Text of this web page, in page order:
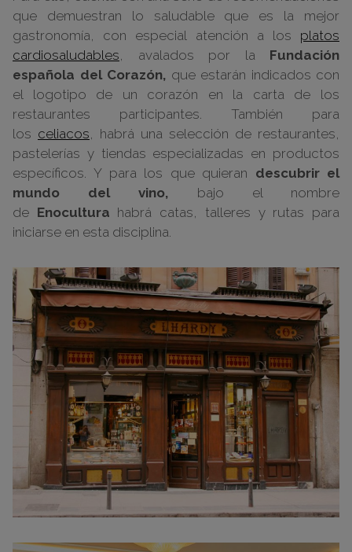
que demuestran lo saludable que es la mejor
gastronomía, con especial atención a los platos
cardiosaludables, avalados por la Fundación
española del Corazón, que estarán indicados con
el logotipo de un corazón en la carta de los
restaurantes participantes. También para
los celiacos, habrá una selección de restaurantes,
pastelerías y tiendas especializadas en productos
específicos. Y para los que quieran descubrir el
mundo del vino, bajo el nombre
de Enocultura habrá catas, talleres y rutas para
iniciarse en esta disciplina.